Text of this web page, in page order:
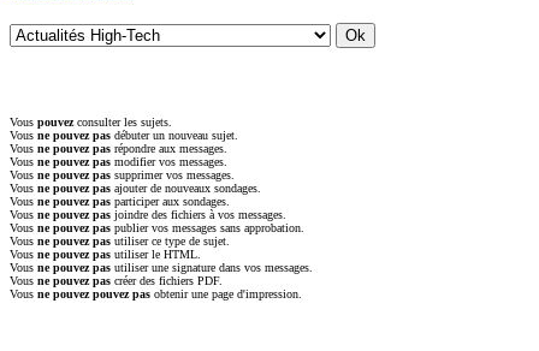
Vous pouvezconsulter les sujets.
Vous ne pouvez pas débuter un nouveau sujet.
Vous ne pouvez pas répondre aux messages.
Vous ne pouvez pas modifier vos messages.
Vous ne pouvez pas supprimer vos messages.
Vous ne pouvez pas ajouter de nouveaux sondages.
Vous ne pouvez pas participer aux sondages.
Vous ne pouvez pas joindre des fichiers à vos messages.
Vous ne pouvez pas publier vos messages sans approbation.
Vous ne pouvez pas utiliser ce type de sujet.
Vous ne pouvez pas utiliser le HTML.
Vous ne pouvez pas utiliser une signature dans vos messages.
Vous ne pouvez pas créer des fichiers PDF.
Vous ne pouvez pouvez pas obtenir une page d'impression.